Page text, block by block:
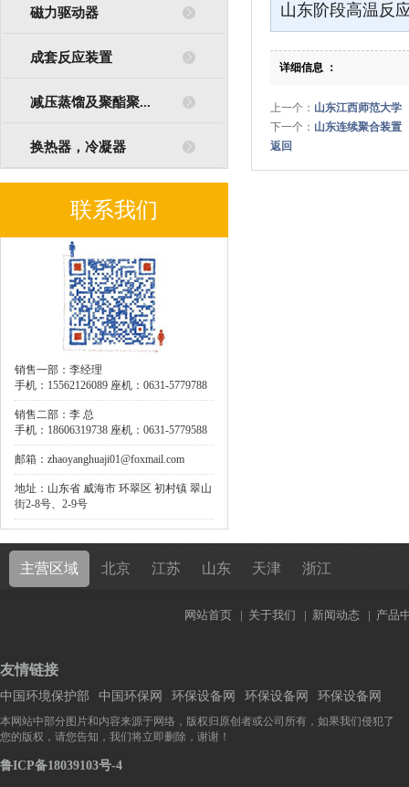
磁力驱动器
成套反应装置
减压蒸馏及聚酯聚...
换热器，冷凝器
联系我们
销售一部：李经理
手机：15562126089 座机：0631-5779788
销售二部：李 总
手机：18606319738 座机：0631-5779588
邮箱：zhaoyanghuaji01@foxmail.com
地址：山东省 威海市 环翠区 初村镇 翠山
街2-8号、2-9号
山东阶段高温反
详细信息 ：
上一个： 山东江西师范大学
下一个： 山东连续聚合装置
返回
主营区域 北京 江苏 山东 天津 浙江
网站首页 | 关于我们 | 新闻动态 | 产品
友情链接
中国环境保护部 中国环保网 环保设备网 环保设备网 环保设备网
本网站中部分图片和内容来源于网络，版权归原创者或公司所有，如果我们侵犯了
您的版权，请您告知，我们将立即删除，谢谢！
鲁ICP备18039103号-4